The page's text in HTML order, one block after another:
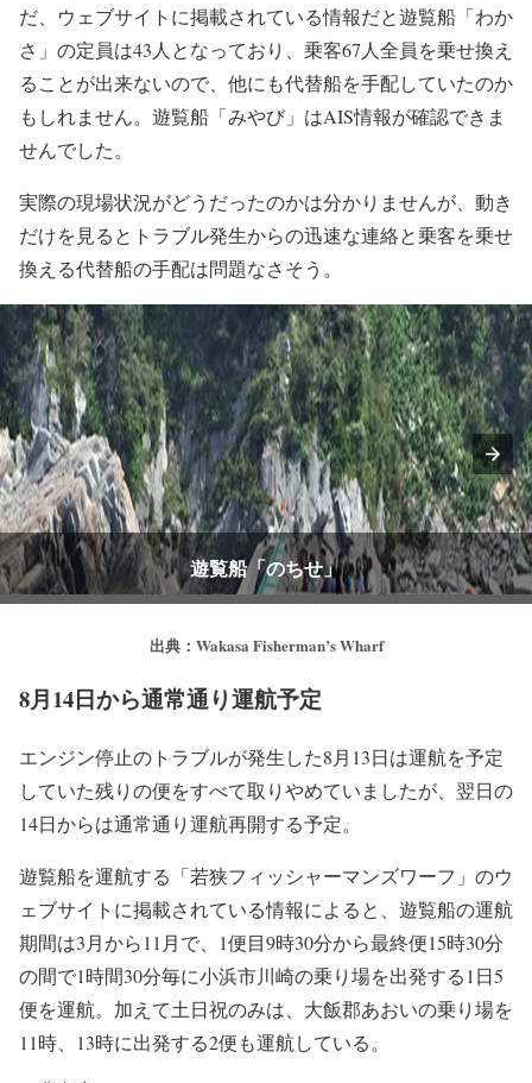
だ、ウェブサイトに掲載されている情報だと遊覧船「わか
さ」の定員は43人となっており、乗客67人全員を乗せ換え
ることが出来ないので、他にも代替船を手配していたのか
もしれません。遊覧船「みやび」はAIS情報が確認できま
せんでした。
実際の現場状況がどうだったのかは分かりませんが、動き
だけを見るとトラブル発生からの迅速な連絡と乗客を乗せ
換える代替船の手配は問題なさそう。
遊覧船「のちせ」
出典：Wakasa Fisherman’s Wharf
8月14日から通常通り運航予定
エンジン停止のトラブルが発生した8月13日は運航を予定
していた残りの便をすべて取りやめていましたが、翌日の
14日からは通常通り運航再開する予定。
遊覧船を運航する「若狭フィッシャーマンズワーフ」のウ
ェブサイトに掲載されている情報によると、遊覧船の運航
期間は3月から11月で、1便目9時30分から最終便15時30分
の間で1時間30分毎に小浜市川崎の乗り場を出発する1日5
便を運航。加えて土日祝のみは、大飯郡あおいの乗り場を
11時、13時に出発する2便も運航している。